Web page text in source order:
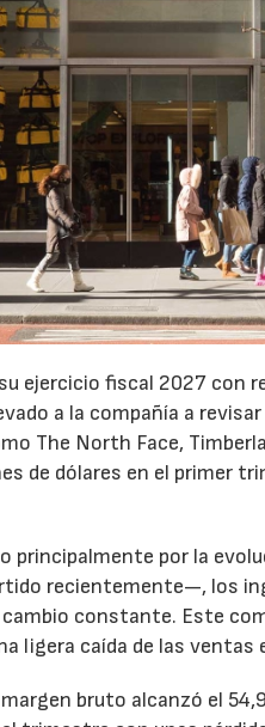
ejercicio fiscal 2027 con
a la compañía a
The North Face,
de dólares en el primer
principalmente por la
recientemente—, los
constante. Este
ligera caída de las
bruto alcanzó el